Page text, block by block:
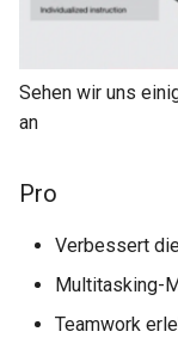
Sehen wir uns
an
Pro
Verbessert
Multitasking-
Teamwork